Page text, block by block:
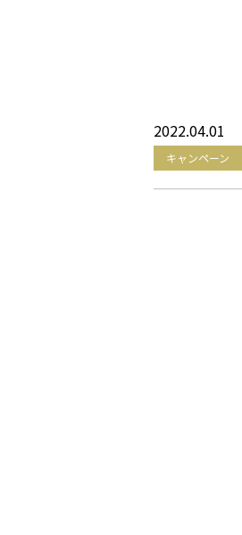
2022.04.01
キャンペーン